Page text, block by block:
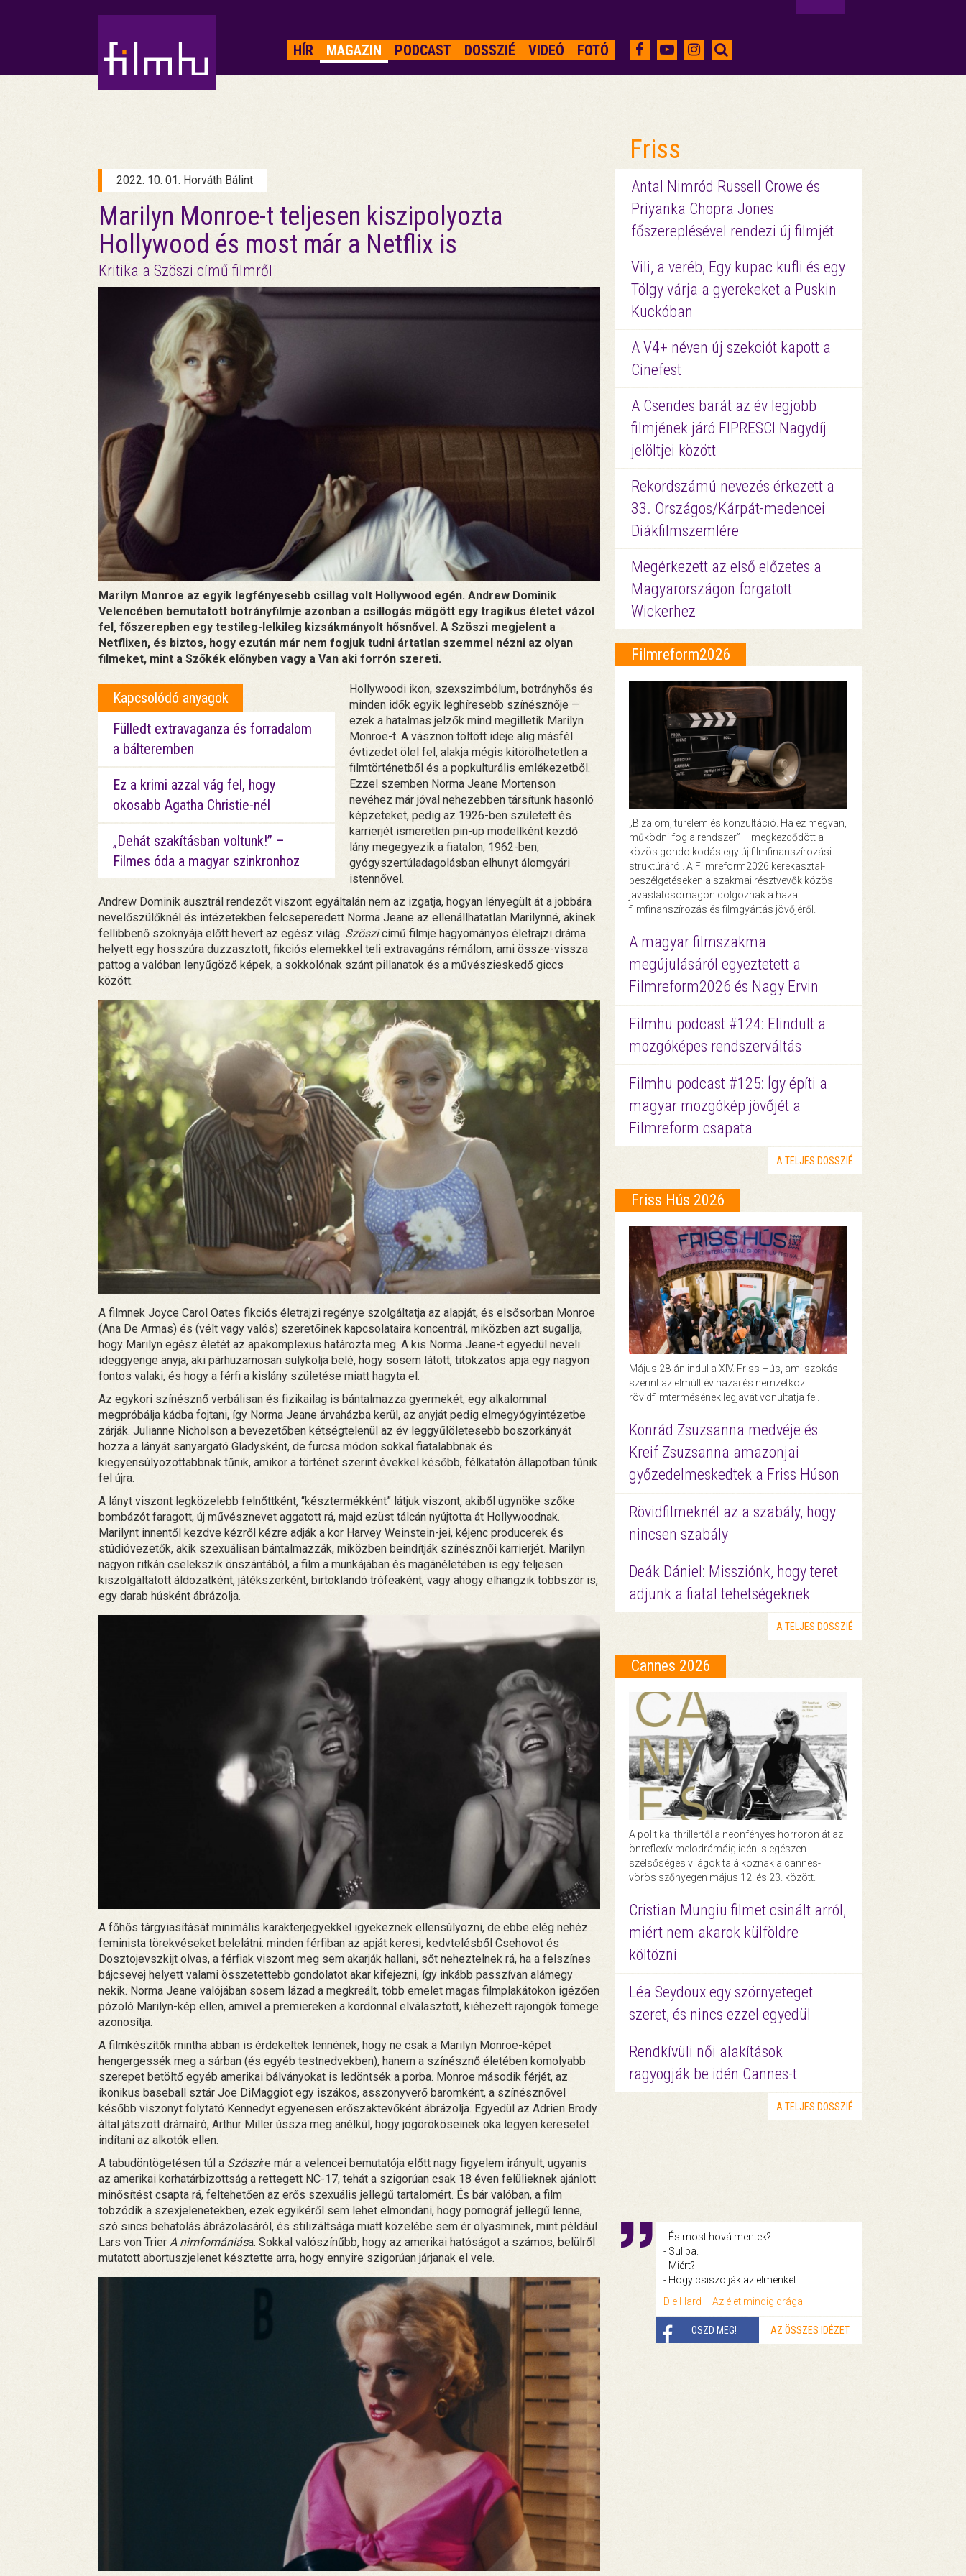
HÍR MAGAZIN PODCAST DOSSZIÉ VIDEÓ FOTÓ
2022. 10. 01. Horváth Bálint
Marilyn Monroe-t teljesen kiszipolyozta
Hollywood és most már a Netflix is
Kritika a Szöszi című filmről
Marilyn Monroe az egyik legfényesebb csillag volt Hollywood egén. Andrew Dominik
Velencében bemutatott botrányfilmje azonban a csillogás mögött egy tragikus életet vázol
fel, főszerepben egy testileg-lelkileg kizsákmányolt hősnővel. A Szöszi megjelent a
Netflixen, és biztos, hogy ezután már nem fogjuk tudni ártatlan szemmel nézni az olyan
filmeket, mint a Szőkék előnyben vagy a Van aki forrón szereti.
Kapcsolódó anyagok
Fülledt extravaganza és forradalom
a bálteremben
Ez a krimi azzal vág fel, hogy
okosabb Agatha Christie-nél
„Dehát szakításban voltunk!” –
Filmes óda a magyar szinkronhoz
Hollywoodi ikon, szexszimbólum, botrányhős és
minden idők egyik leghíresebb színésznője —
ezek a hatalmas jelzők mind megilletik Marilyn
Monroe-t. A vásznon töltött ideje alig másfél
évtizedet ölel fel, alakja mégis kitörölhetetlen a
filmtörténetből és a popkulturális emlékezetből.
Ezzel szemben Norma Jeane Mortenson
nevéhez már jóval nehezebben társítunk hasonló
képzeteket, pedig az 1926-ben született és
karrierjét ismeretlen pin-up modellként kezdő
lány megegyezik a fiatalon, 1962-ben,
gyógyszertúladagolásban elhunyt álomgyári
istennővel.
Andrew Dominik ausztrál rendezőt viszont egyáltalán nem az izgatja, hogyan lényegült át a jobbára
nevelőszülőknél és intézetekben felcseperedett Norma Jeane az ellenállhatatlan Marilynné, akinek
fellibbenő szoknyája előtt hevert az egész világ. Szöszicímű filmje hagyományos életrajzi dráma
helyett egy hosszúra duzzasztott, fikciós elemekkel teli extravagáns rémálom, ami össze-vissza
pattog a valóban lenyűgöző képek, a sokkolónak szánt pillanatok és a művészieskedő giccs
között.
A filmnek Joyce Carol Oates fikciós életrajzi regénye szolgáltatja az alapját, és elsősorban Monroe
(Ana De Armas) és (vélt vagy valós) szeretőinek kapcsolataira koncentrál, miközben azt sugallja,
hogy Marilyn egész életét az apakomplexus határozta meg. A kis Norma Jeane-t egyedül neveli
ideggyenge anyja, aki párhuzamosan sulykolja belé, hogy sosem látott, titokzatos apja egy nagyon
fontos valaki, és hogy a férfi a kislány születése miatt hagyta el.
Az egykori színésznő verbálisan és fizikailag is bántalmazza gyermekét, egy alkalommal
megpróbálja kádba fojtani, így Norma Jeane árvaházba kerül, az anyját pedig elmegyógyintézetbe
zárják. Julianne Nicholson a bevezetőben kétségtelenül az év leggyűlöletesebb boszorkányát
hozza a lányát sanyargató Gladysként, de furcsa módon sokkal fiatalabbnak és
kiegyensúlyozottabbnak tűnik, amikor a történet szerint évekkel később, félkatatón állapotban tűnik
fel újra.
A lányt viszont legközelebb felnőttként, “késztermékként” látjuk viszont, akiből ügynöke szőke
bombázót faragott, új művésznevet aggatott rá, majd ezüst tálcán nyújtotta át Hollywoodnak.
Marilynt innentől kezdve kézről kézre adják a kor Harvey Weinstein-jei, kéjenc producerek és
stúdióvezetők, akik szexuálisan bántalmazzák, miközben beindítják színésznői karrierjét. Marilyn
nagyon ritkán cselekszik önszántából, a film a munkájában és magánéletében is egy teljesen
kiszolgáltatott áldozatként, játékszerként, birtoklandó trófeaként, vagy ahogy elhangzik többször is,
egy darab húsként ábrázolja.
A főhős tárgyiasítását minimális karakterjegyekkel igyekeznek ellensúlyozni, de ebbe elég nehéz
feminista törekvéseket belelátni: minden férfiban az apját keresi, kedvtelésből Csehovot és
Dosztojevszkijt olvas, a férfiak viszont meg sem akarják hallani, sőt neheztelnek rá, ha a felszínes
bájcsevej helyett valami összetettebb gondolatot akar kifejezni, így inkább passzívan alámegy
nekik. Norma Jeane valójában sosem lázad a megkreált, több emelet magas filmplakátokon igézően
pózoló Marilyn-kép ellen, amivel a premiereken a kordonnal elválasztott, kiéhezett rajongók tömege
azonosítja.
A filmkészítők mintha abban is érdekeltek lennének, hogy ne csak a Marilyn Monroe-képet
hengergessék meg a sárban (és egyéb testnedvekben), hanem a színésznő életében komolyabb
szerepet betöltő egyéb amerikai bálványokat is ledöntsék a porba. Monroe második férjét, az
ikonikus baseball sztár Joe DiMaggiot egy iszákos, asszonyverő baromként, a színésznővel
később viszonyt folytató Kennedyt egyenesen erőszaktevőként ábrázolja. Egyedül az Adrien Brody
által játszott drámaíró, Arthur Miller ússza meg anélkül, hogy jogörököseinek oka legyen keresetet
indítani az alkotók ellen.
A tabudöntögetésen túl a Szöszire már a velencei bemutatója előtt nagy figyelem irányult, ugyanis
az amerikai korhatárbizottság a rettegett NC-17, tehát a szigorúan csak 18 éven felülieknek ajánlott
minősítést csapta rá, feltehetően az erős szexuális jellegű tartalomért. És bár valóban, a film
tobzódik a szexjelenetekben, ezek egyikéről sem lehet elmondani, hogy pornográf jellegű lenne,
szó sincs behatolás ábrázolásáról, és stilizáltsága miatt közelébe sem ér olyasminek, mint például
Lars von Trier A nimfomániása. Sokkal valószínűbb, hogy az amerikai hatóságot a számos, belülről
mutatott abortuszjelenet késztette arra, hogy ennyire szigorúan járjanak el vele.
Friss
Antal Nimród Russell Crowe és
Priyanka Chopra Jones
főszereplésével rendezi új filmjét
Vili, a veréb, Egy kupac kufli és egy
Tölgy várja a gyerekeket a Puskin
Kuckóban
A V4+ néven új szekciót kapott a
Cinefest
A Csendes barát az év legjobb
filmjének járó FIPRESCI Nagydíj
jelöltjei között
Rekordszámú nevezés érkezett a
33. Országos/Kárpát-medencei
Diákfilmszemlére
Megérkezett az első előzetes a
Magyarországon forgatott
Wickerhez
Filmreform2026
„Bizalom, türelem és konzultáció. Ha ez megvan,
működni fog a rendszer” – megkezdődött a
közös gondolkodás egy új filmfinanszírozási
struktúráról. A Filmreform2026 kerekasztal-
beszélgetéseken a szakmai résztvevők közös
javaslatcsomagon dolgoznak a hazai
filmfinanszírozás és filmgyártás jövőjéről.
A magyar filmszakma
megújulásáról egyeztetett a
Filmreform2026 és Nagy Ervin
Filmhu podcast #124: Elindult a
mozgóképes rendszerváltás
Filmhu podcast #125: Így építi a
magyar mozgókép jövőjét a
Filmreform csapata
A TELJES DOSSZIÉ
Friss Hús 2026
Május 28-án indul a XIV. Friss Hús, ami szokás
szerint az elmúlt év hazai és nemzetközi
rövidfilmtermésének legjavát vonultatja fel.
Konrád Zsuzsanna medvéje és
Kreif Zsuzsanna amazonjai
győzedelmeskedtek a Friss Húson
Rövidfilmeknél az a szabály, hogy
nincsen szabály
Deák Dániel: Missziónk, hogy teret
adjunk a fiatal tehetségeknek
A TELJES DOSSZIÉ
Cannes 2026
A politikai thrillertől a neonfényes horroron át az
önreflexív melodrámáig idén is egészen
szélsőséges világok találkoznak a cannes-i
vörös szőnyegen május 12. és 23. között.
Cristian Mungiu filmet csinált arról,
miért nem akarok külföldre
költözni
Léa Seydoux egy szörnyeteget
szeret, és nincs ezzel egyedül
Rendkívüli női alakítások
ragyogják be idén Cannes-t
A TELJES DOSSZIÉ
- És most hová mentek?
- Suliba.
- Miért?
- Hogy csiszolják az elménket.
Die Hard – Az élet mindig drága
OSZD MEG! AZ ÖSSZES IDÉZET